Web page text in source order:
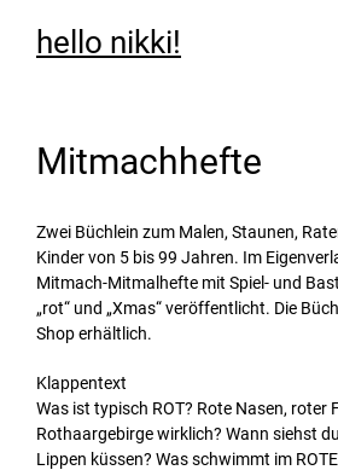
hello nikki!
Mitmachhefte
Zwei Büchlein zum Malen, Staunen,
Kinder von 5 bis 99 Jahren. Im
Mitmach-Mitmalhefte mit Spiel- und
„rot“ und „Xmas“ veröffentlicht. Die
Shop erhältlich.
Klappentext
Was ist typisch ROT? Rote Nasen, roter
Rothaargebirge wirklich? Wann siehst
Lippen küssen? Was schwimmt im